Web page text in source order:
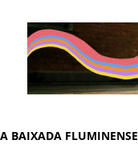
BAIXADA FLUMINENSE